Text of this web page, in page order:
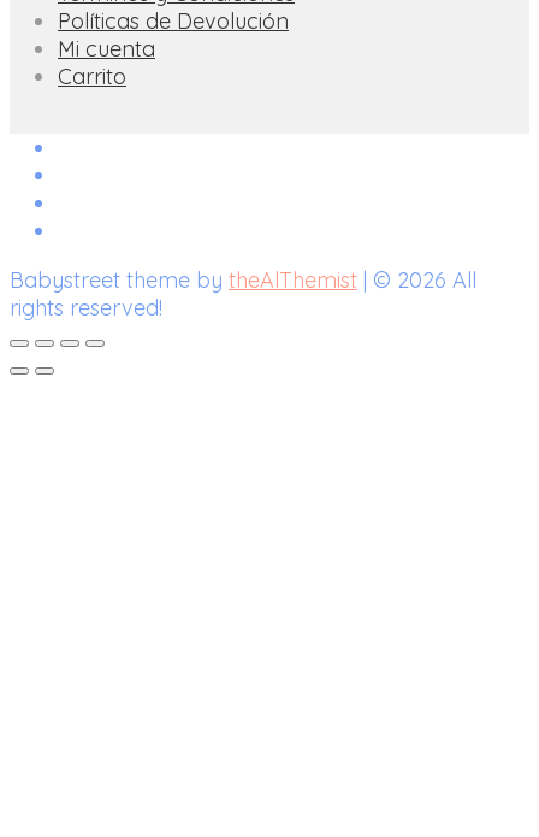
Políticas de Devolución
Mi cuenta
Carrito
Babystreet theme by theAlThemist | © 2026 All
rights reserved!